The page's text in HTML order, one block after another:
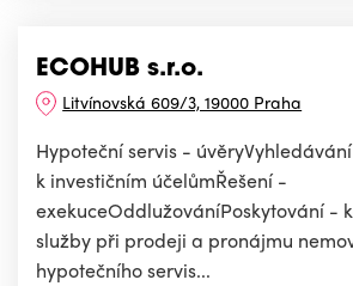
ECOHUB s.r.o.
Litvínovská 609/3, 19000 Praha
Hypoteční servis -
k investičním účelůmŘešení -
exekuceOddlužováníPoskytování -
služby při prodeji a pronájmu
hypotečního servis...